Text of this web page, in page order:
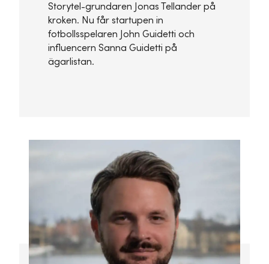
Storytel-grundaren Jonas Tellander på
kroken. Nu får startupen in
fotbollsspelaren John Guidetti och
influencern Sanna Guidetti på
ägarlistan.